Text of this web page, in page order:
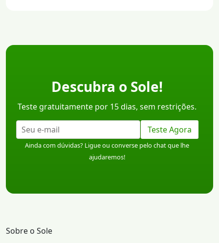
Descubra o Sole!
Teste gratuitamente por 15 dias, sem restrições.
Teste Agora
Ainda com dúvidas? Ligue ou converse pelo chat que lhe
ajudaremos!
Sobre o Sole